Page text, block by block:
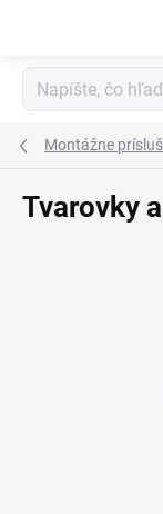
Montážne
Tvarovky